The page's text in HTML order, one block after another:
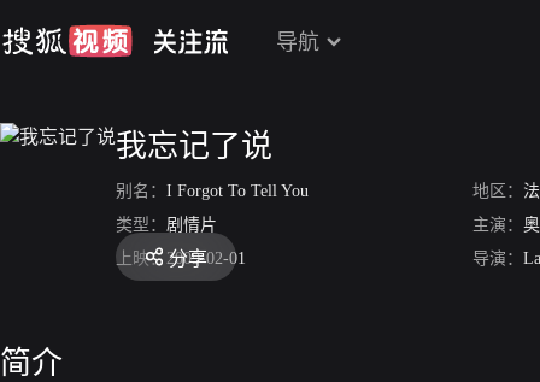
导航
我忘记了说
别名： I Forgot To Tell You 地区：
类型： 剧情片 主演：
上映： 2009-02-01 导演：
分享
简介